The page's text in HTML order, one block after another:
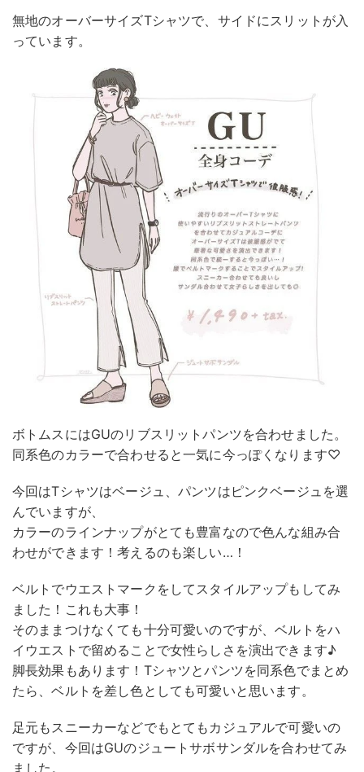
無地のオーバーサイズTシャツで、サイドにスリットが入
っています。
ボトムスにはGUのリブスリットパンツを合わせました。
同系色のカラーで合わせると一気に今っぽくなります♡
今回はTシャツはベージュ、パンツはピンクベージュを選
んでいますが、
カラーのラインナップがとても豊富なので色んな組み合
わせができます！考えるのも楽しい…！
ベルトでウエストマークをしてスタイルアップもしてみ
ました！これも大事！
そのままつけなくても十分可愛いのですが、ベルトをハ
イウエストで留めることで女性らしさを演出できます♪
脚長効果もあります！Tシャツとパンツを同系色でまとめ
たら、ベルトを差し色としても可愛いと思います。
足元もスニーカーなどでもとてもカジュアルで可愛いの
ですが、今回はGUのジュートサボサンダルを合わせてみ
ました。